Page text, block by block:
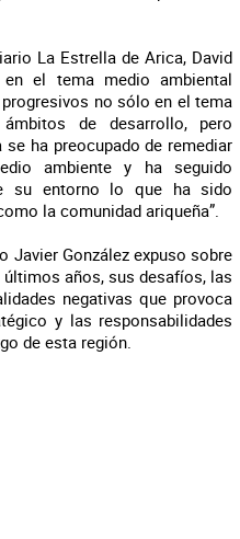
La Estrella de Arica, David
el tema medio ambiental
no sólo en el tema
de desarrollo, pero
ha preocupado de remediar
ambiente y ha seguido
su entorno lo que ha sido
la comunidad ariqueña”.
Javier González expuso sobre
años, sus desafíos, las
negativas que provoca
y las responsabilidades
de esta región.